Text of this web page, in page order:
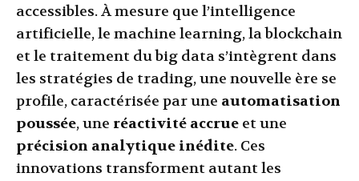
accessibles. À mesure que l’intelligence
artificielle, le machine learning, la blockchain
et le traitement du big data s’intègrent dans
les stratégies de trading, une nouvelle ère se
profile, caractérisée par une automatisation
poussée, une réactivité accrue et une
précision analytique inédite. Ces
innovations transforment autant les